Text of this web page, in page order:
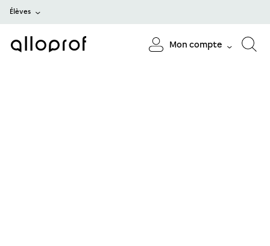
Élèves
Mon compte